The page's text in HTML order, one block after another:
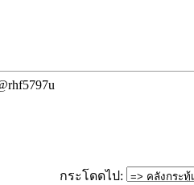
กระโดดไป: